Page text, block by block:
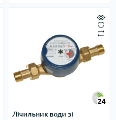
24
Лічильник води зі